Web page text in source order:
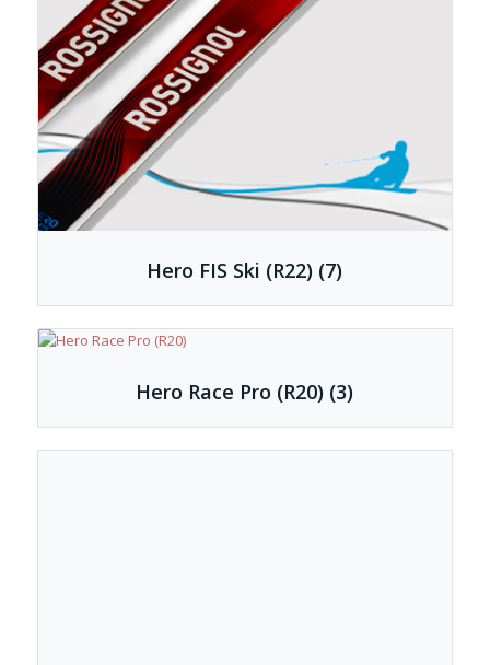
Hero FIS Ski (R22) (7)
Hero Race Pro (R20) (3)